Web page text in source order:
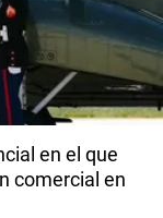
en el que
comercial en